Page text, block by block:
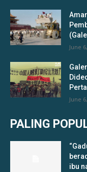
June
June
PALING
ibu